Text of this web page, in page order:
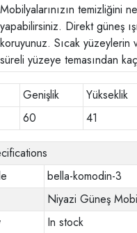
Mobilyalarınızın temizliğini
yapabilirsiniz. Direkt güneş
koruyunuz. Sıcak yüzeylerin
süreli yüzeye temasından
Genişlik Yükseklik
60 41
bella-komodin-3
Niyazi Güneş
In stock